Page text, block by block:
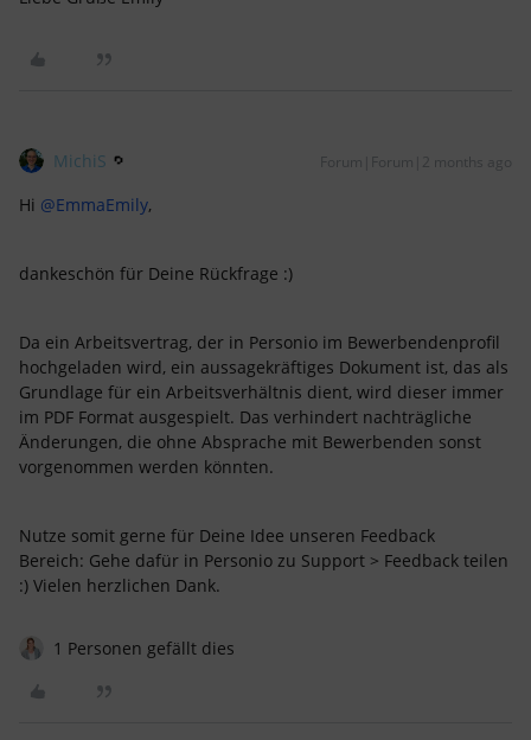
MichiS Forum|Forum|2 months ago
Hi ​ @EmmaEmily,
dankeschön für Deine Rückfrage :)
Da ein Arbeitsvertrag, der in Personio im Bewerbendenprofil
hochgeladen wird, ein aussagekräftiges Dokument ist, das als
Grundlage für ein Arbeitsverhältnis dient, wird dieser immer
im PDF Format ausgespielt. Das verhindert nachträgliche
Änderungen, die ohne Absprache mit Bewerbenden sonst
vorgenommen werden könnten.
Nutze somit gerne für Deine Idee unseren Feedback
Bereich: Gehe dafür in Personio zu Support > Feedback teilen
:) Vielen herzlichen Dank.
1 Personen gefällt dies